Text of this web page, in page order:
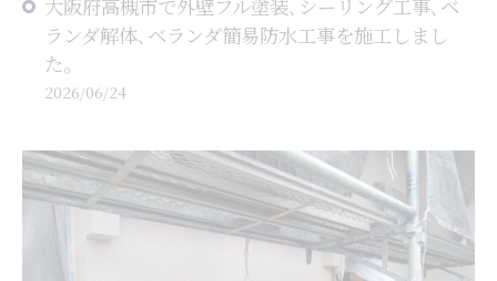
大阪府高槻市で外壁フル塗装､シーリング工事､ベ
ランダ解体､ベランダ簡易防水工事を施工しまし
た。
2026/06/24